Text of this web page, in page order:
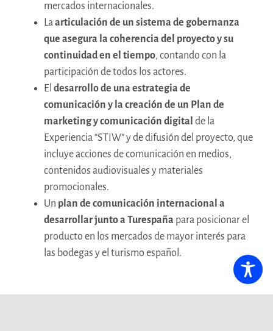
mercados internacionales.
Laarticulación de un sistema de gobernanza
que asegura la coherencia del proyecto y su
continuidad en el tiempo, contando con la
participación de todos los actores.
El desarrollo de una estrategia de
comunicación y la creación de un Plan de
marketing y comunicación digital de la
Experiencia “STIW” y de difusión del proyecto, que
incluye acciones de comunicación en medios,
contenidos audiovisuales y materiales
promocionales.
Un plan de comunicación internacional a
desarrollar junto a Turespaña para posicionar el
producto en los mercados de mayor interés para
las bodegas y el turismo español.